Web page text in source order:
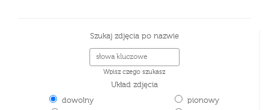
Szukaj zdjęcia po nazwie
Wpisz czego szukasz
Układ zdjęcia
dowolny
pionowy